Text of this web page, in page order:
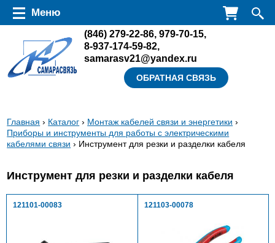
Перейти к основному содержанию
(846) 279-22-86,979-70-15,
8-937-174-59-82,
samarasv21@yandex.ru
ОБРАТНАЯ СВЯЗЬ
Меню
Вы
здесь
Главная › Каталог › Монтаж кабелей связи и энергетики ›
Приборы и инструменты для работы с электрическими
кабелями связи › Инструмент для резки и разделки кабеля
Инструмент для резки и разделки кабеля
121101-00083 121103-00078